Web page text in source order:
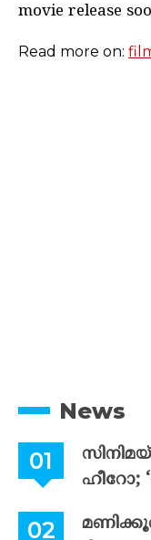
movie release
Read more on:
News
ഹീറോ;